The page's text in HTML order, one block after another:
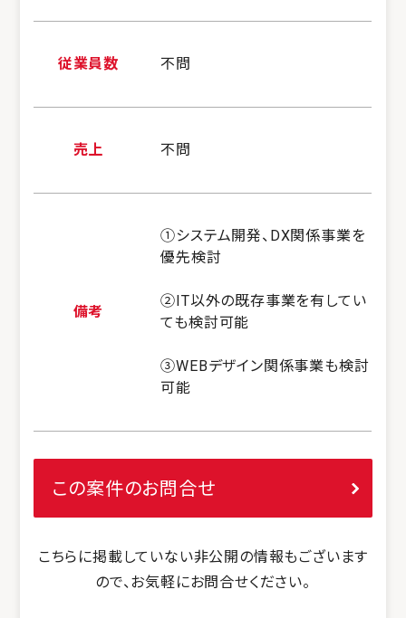
従業員数 不問
売上 不問
備考
①システム開発、DX関係事業を
優先検討
②IT以外の既存事業を有してい
ても検討可能
③WEBデザイン関係事業も検討
可能
この案件のお問合せ
こちらに掲載していない非公開の情報もございます
ので、お気軽にお問合せください。